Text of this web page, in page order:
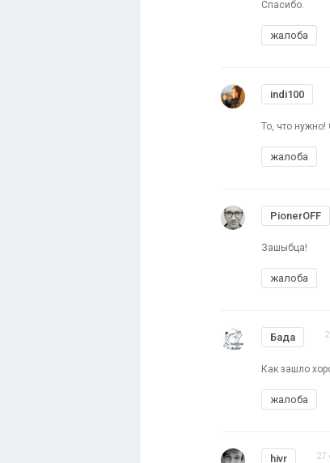
Спасибо.
жалоба
indi100
То, что нужно!
жалоба
PionerOFF
Зашыбца!
жалоба
Бада
Как зашло
жалоба
hivr 27